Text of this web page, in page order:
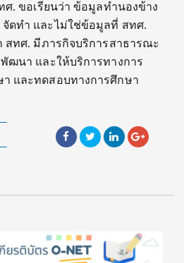
ศ. ขอเรียนว่า ข้อมูลทำนองข้าง
ดทำ และไม่ใช่ข้อมูลที่ สทศ.
สทศ. มีภารกิจบริการสาธารณะ
ฒนา และให้บริการทางการ
า และทดสอบทางการศึกษา